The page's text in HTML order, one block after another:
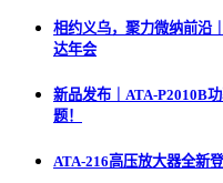
相约义乌，聚力微纳前沿
达年会
新品发布｜ATA-P2010B
题！
ATA-216高压放大器全新